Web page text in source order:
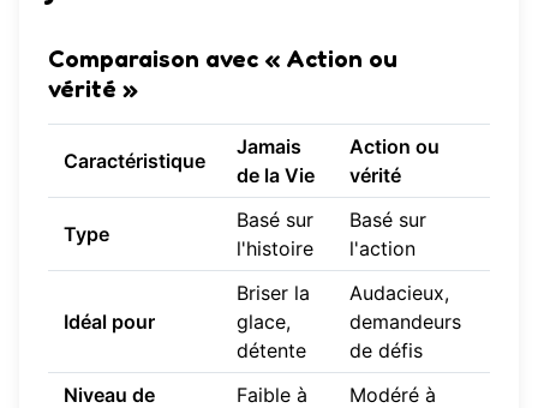
Comparaison avec « Action ou
vérité »
Caractéristique
Jamais
de la Vie
Action ou
vérité
Type
Basé sur
l'histoire
Basé sur
l'action
Idéal pour
Briser la
glace,
détente
Audacieux,
demandeurs
de défis
Niveau de
Faible à
Modéré à